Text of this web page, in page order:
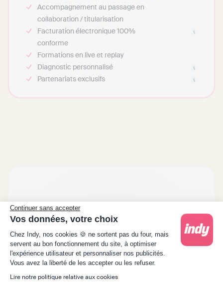
Continuer sans accepter
Vos données, votre choix
Plateforme de Gestion du Consentement :
Chez Indy, nos cookies 🍪 ne sortent pas du four, mais
servent au bon fonctionnement du site, à optimiser
l'expérience utilisateur et personnaliser nos publicités.
Vous avez la liberté de les accepter ou les refuser.
Lire notre politique relative aux cookies
Axeptio consent
Accompagnement au passage en
collaboration / titularisation
Facturation électronique 100%
conforme
Formations en live et replay
Diagnostic personnalisé
Partenariats exclusifs
Vous avez un diplôme
étranger ? 🌍
Indy vous accompagne dans votre
installation pour votre retour en France